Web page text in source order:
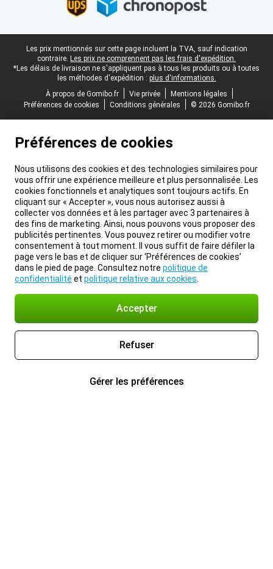
Pied-de-page légal
Les prix mentionnés sur cette page incluent la TVA, sauf indication
contraire. Les prix ne comprennent pas les frais d'expédition.
*Les délais de livraison ne s'appliquent pas à tous les produits ou à toutes
les méthodes d'expédition : plus d'informations.
À propos de Gomibo.fr
Vie privée
Mentions légales
Préférences de cookies
Conditions générales © 2026 Gomibo.fr
Préférences de cookies
Nous utilisons des cookies et des technologies similaires pour
vous offrir une expérience meilleure et plus personnalisée. Les
cookies fonctionnels et analytiques sont toujours actifs. En
cliquant sur « Accepter », vous nous autorisez aussi à
collecter vos données et à les partager avec 3 partenaires à
des fins de marketing. Ainsi, nous pouvons vous proposer des
publicités pertinentes. Vous pouvez retirer ou modifier votre
consentement à tout moment. Il vous suffit de faire défiler la
page vers le bas et de cliquer sur ‘Préférences de cookies’
dans le pied de page. Consultez notre politique de
confidentialité et politique relative aux cookies
Accepter
Refuser
Gérer les préférences